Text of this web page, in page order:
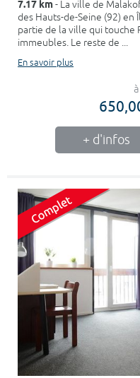
7.17 km- La ville de
des Hauts-de-Seine (92) en
partie de la ville qui touche
immeubles. Le reste de ...
En savoir plus
+ d'infos